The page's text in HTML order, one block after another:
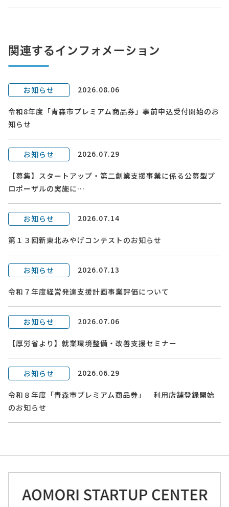
関連するインフォメーション
お知らせ 2026.08.06
令和8年度「青森市プレミアム商品券」事前申込受付開始のお
知らせ
お知らせ 2026.07.29
【募集】スタートアップ・第二創業支援事業に係る公募型プ
ロポーザルの実施に…
お知らせ 2026.07.14
第１３回新東北みやげコンテストのお知らせ
お知らせ 2026.07.13
令和７年度経営発達支援計画事業評価について
お知らせ 2026.07.06
【厚労省より】就業環境整備・改善支援セミナー
お知らせ 2026.06.29
令和８年度「青森市プレミアム商品券」 利用店舗登録開始
のお知らせ